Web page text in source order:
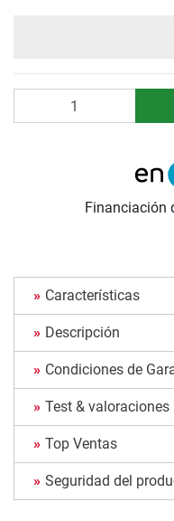
Financiación
Características
Descripción
Condiciones de
Test & valoraciones
Top Ventas
Seguridad del